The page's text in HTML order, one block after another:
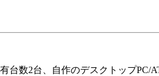
数2台、自作のデスクトップPC/